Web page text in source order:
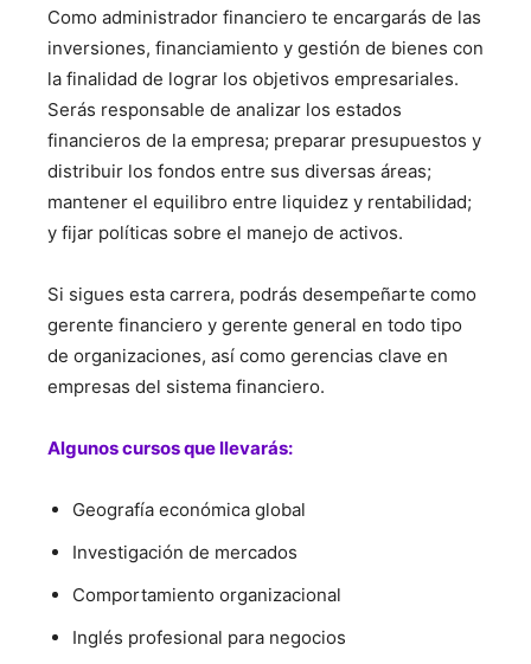
Como administrador financiero te encargarás de las
inversiones, financiamiento y gestión de bienes con
la finalidad de lograr los objetivos empresariales.
Serás responsable de analizar los estados
financieros de la empresa; preparar presupuestos y
distribuir los fondos entre sus diversas áreas;
mantener el equilibro entre liquidez y rentabilidad;
y fijar políticas sobre el manejo de activos.
Si sigues esta carrera, podrás desempeñarte como
gerente financiero y gerente general en todo tipo
de organizaciones, así como gerencias clave en
empresas del sistema financiero.
Algunos cursos que llevarás:
Geografía económica global
Investigación de mercados
Comportamiento organizacional
Inglés profesional para negocios